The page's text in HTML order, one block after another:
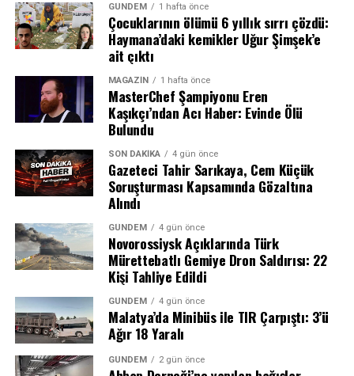
ABD’de Tarihin En İyi İkinci Açılışı
Film, ABD gişesinde 335 milyon dolarlık açılış rakamı
yakalayarak ülke tarihinin en iyi ikinci açılışını
gerçekleştirdi. Aynı zamanda bu sonuç, Sony Pictures’ın
şimdiye kadarki en yüksek açılış hasılatı olarak kayıtlara
geçti.
Uluslararası Pazarda Büyük Başarı
Dağıtımcı şirketin verilerine göre film, uluslararası
pazarda 73 bin 500’den fazla salonda 572 milyon dolar
kazandı. Bu rakamın 121 milyon dolarlık kısmı yalnızca
Çin pazarından elde edildi. Çin seyircisinin Örümcek
Adam’a gösterdiği bu yoğun ilgi, filmin küresel
başarısındaki en önemli etkenlerden biri oldu.
GÜNDEM 1 hafta önce
Çocuklarının ölümü 6 yıllık sırrı çözdü:
Haymana’daki kemikler Uğur Şimşek’e
ait çıktı
MAGAZIN 1 hafta önce
MasterChef Şampiyonu Eren
Kaşıkçı’ndan Acı Haber: Evinde Ölü
Bulundu
SON DAKIKA 4 gün önce
Gazeteci Tahir Sarıkaya, Cem Küçük
Soruşturması Kapsamında Gözaltına
Alındı
GÜNDEM 4 gün önce
Novorossiysk Açıklarında Türk
Mürettebatlı Gemiye Dron Saldırısı: 22
Kişi Tahliye Edildi
GÜNDEM 4 gün önce
Malatya’da Minibüs ile TIR Çarpıştı: 3’ü
Ağır 18 Yaralı
GÜNDEM 2 gün önce